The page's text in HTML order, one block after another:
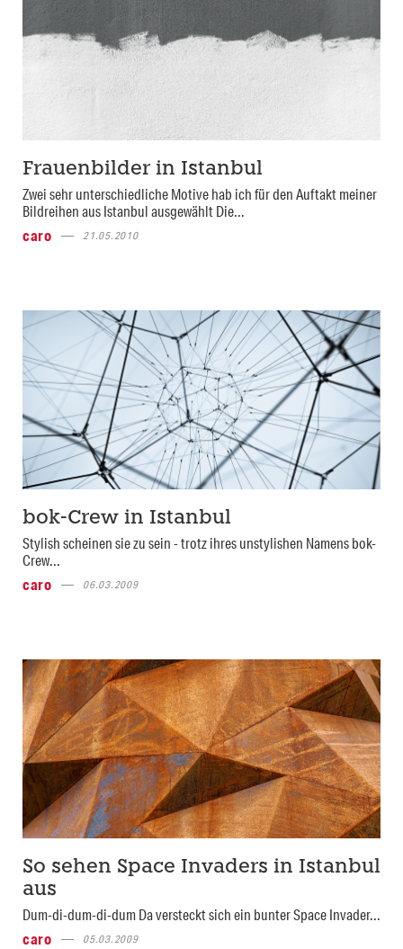
Frauenbilder in Istanbul
Zwei sehr unterschiedliche Motive hab ich für den Auftakt meiner
Bildreihen aus Istanbul ausgewählt Die...
caro
21.05.2010
bok-Crew in Istanbul
Stylish scheinen sie zu sein - trotz ihres unstylishen Namens bok-
Crew...
caro
06.03.2009
So sehen Space Invaders in Istanbul
aus
Dum-di-dum-di-dum Da versteckt sich ein bunter Space Invader...
caro
05.03.2009